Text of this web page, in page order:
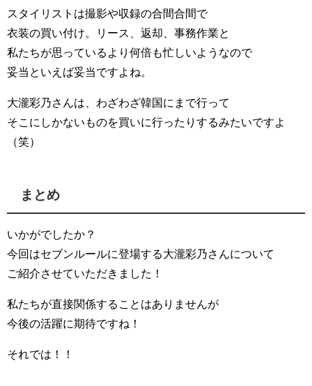
スタイリストは撮影や収録の合間合間で
衣装の買い付け。リース、返却、事務作業と
私たちが思っているより何倍も忙しいようなので
妥当といえば妥当ですよね。
大瀧彩乃さんは、わざわざ韓国にまで行って
そこにしかないものを買いに行ったりするみたいですよ
（笑）
まとめ
いかがでしたか？
今回はセブンルールに登場する大瀧彩乃さんについて
ご紹介させていただきました！
私たちが直接関係することはありませんが
今後の活躍に期待ですね！
それでは！！